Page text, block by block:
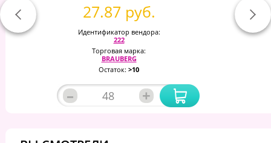
27.87 руб.
Идентификатор вендора:
222
Торговая марка:
BRAUBERG
Остаток: >10
– +